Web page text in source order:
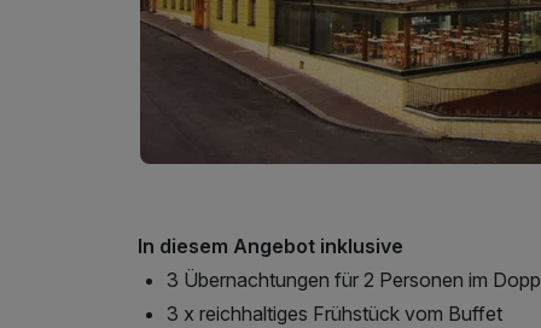
In diesem Angebot inklusive
3 Übernachtungen für 2 Personen im
3 x reichhaltiges Frühstück vom Buffet